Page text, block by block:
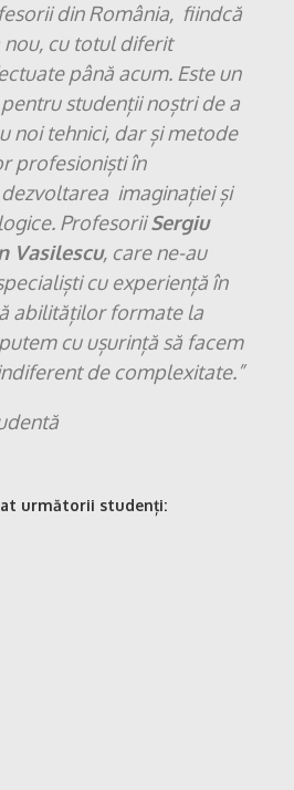
din România, fiindcă
cu totul diferit
până acum. Este un
studenții noștri de a
noi tehnici, dar șimetode
profesioniști în
imaginației și
ProfesoriiSergiu
Vasilescu, care ne-au
cu experiență în
abilitățilorformate la
cu ușurință să facem
de complexitate.”
următorii studenți: